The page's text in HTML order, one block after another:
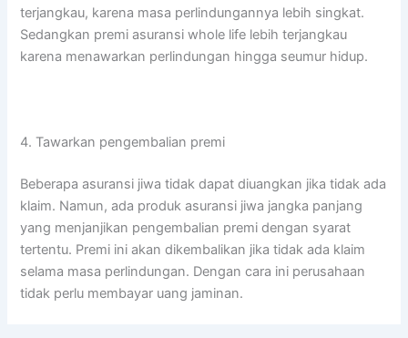
terjangkau, karena masa perlindungannya lebih singkat.
Sedangkan premi asuransi whole life lebih terjangkau
karena menawarkan perlindungan hingga seumur hidup.
4. Tawarkan pengembalian premi
Beberapa asuransi jiwa tidak dapat diuangkan jika tidak ada
klaim. Namun, ada produk asuransi jiwa jangka panjang
yang menjanjikan pengembalian premi dengan syarat
tertentu. Premi ini akan dikembalikan jika tidak ada klaim
selama masa perlindungan. Dengan cara ini perusahaan
tidak perlu membayar uang jaminan.